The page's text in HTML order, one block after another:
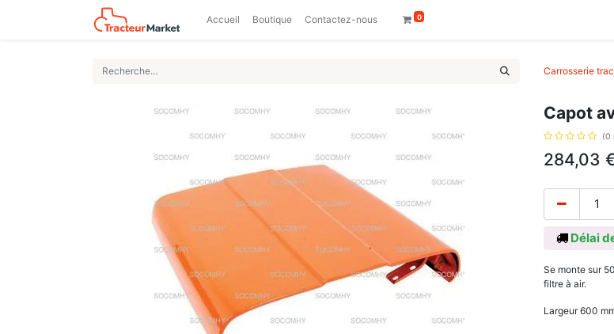
Accueil Boutique Contactez-nous 0
Carrosserie
Capot
(0
284,03
Délai
Se monte sur
filtre à air.
Largeur 600